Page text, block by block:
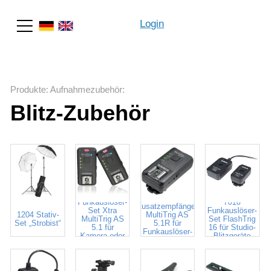
Login
Produkte: Aufnahmezubehör:
Blitz-Zubehör
1204 Stativ-
Set „Strobist“
7001
Funkauslöser-
Set Xtra
MultiTrig AS
5.1 für
Kamera oder
Zusatzempfänger
MultiTrig AS
5.1R für
Funkauslöser-
7016
Funkauslöser-
Set FlashTrig
16 für Studio-
Blitzgeräte